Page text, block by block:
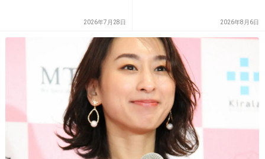
2018/01/08(月) 09:34:06
他人のそんなの気になるんだ？？
+68 -166
2018/01/08(月) 09:34:09
2026年7月28日 2026年8月6日